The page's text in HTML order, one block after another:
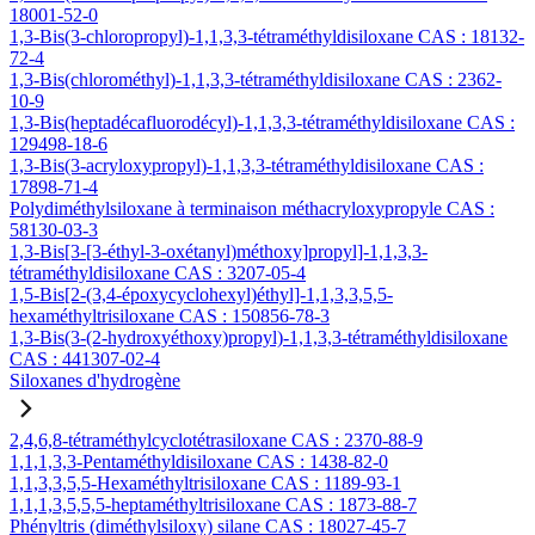
18001-52-0
1,3-Bis(3-chloropropyl)-1,1,3,3-tétraméthyldisiloxane CAS : 18132-
72-4
1,3-Bis(chlorométhyl)-1,1,3,3-tétraméthyldisiloxane CAS : 2362-
10-9
1,3-Bis(heptadécafluorodécyl)-1,1,3,3-tétraméthyldisiloxane CAS :
129498-18-6
1,3-Bis(3-acryloxypropyl)-1,1,3,3-tétraméthyldisiloxane CAS :
17898-71-4
Polydiméthylsiloxane à terminaison méthacryloxypropyle CAS :
58130-03-3
1,3-Bis[3-[3-éthyl-3-oxétanyl)méthoxy]propyl]-1,1,3,3-
tétraméthyldisiloxane CAS : 3207-05-4
1,5-Bis[2-(3,4-époxycyclohexyl)éthyl]-1,1,3,3,5,5-
hexaméthyltrisiloxane CAS : 150856-78-3
1,3-Bis(3-(2-hydroxyéthoxy)propyl)-1,1,3,3-tétraméthyldisiloxane
CAS : 441307-02-4
Siloxanes d'hydrogène
2,4,6,8-tétraméthylcyclotétrasiloxane CAS : 2370-88-9
1,1,1,3,3-Pentaméthyldisiloxane CAS : 1438-82-0
1,1,3,3,5,5-Hexaméthyltrisiloxane CAS : 1189-93-1
1,1,1,3,5,5,5-heptaméthyltrisiloxane CAS : 1873-88-7
Phényltris (diméthylsiloxy) silane CAS : 18027-45-7